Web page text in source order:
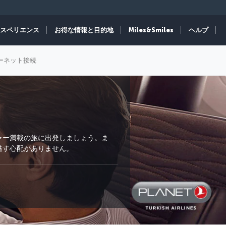
ペリエンス お得な情報と目的地 Miles&Smiles ヘルプ
ネット接続
満載の旅に出発しましょう。ま
心配がありません。